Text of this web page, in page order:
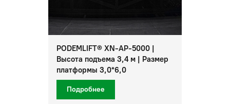
PODEMLIFT® XN-AP-5000 |
Высота подъема 3,4 м | Размер
платформы 3,0*6,0
Подробнее